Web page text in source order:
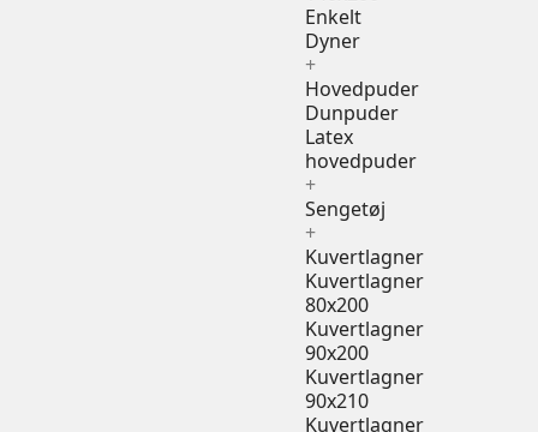
Enkelt
Dyner
+
Hovedpuder
Dunpuder
Latex
hovedpuder
+
Sengetøj
+
Kuvertlagner
Kuvertlagner
80x200
Kuvertlagner
90x200
Kuvertlagner
90x210
Kuvertlagner